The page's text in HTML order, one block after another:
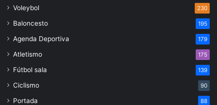
Voleybol 230
Baloncesto 195
Agenda Deportiva 179
Atletismo 175
Fútbol sala 139
Ciclismo 90
Portada 88